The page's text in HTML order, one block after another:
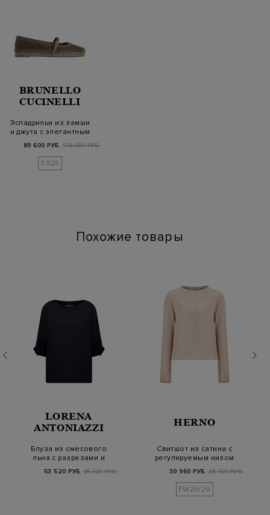
BRUNELLO
CUCINELLI
Эспадрильи из замши
и джута с элегантным
89 600 РУБ. 128 000 РУБ.
SS25
Похожие товары
LORENA
ANTONIAZZI
Блуза из смесового
льна с разрезами и
53 520 РУБ. 66 900 РУБ.
HERNO
Свитшот из сатина с
регулируемым низом
30 960 РУБ. 38 700 РУБ.
FW25/26